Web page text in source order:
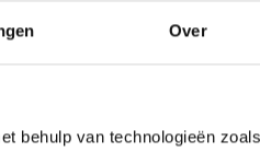
Over
behulp van technologieën zoals